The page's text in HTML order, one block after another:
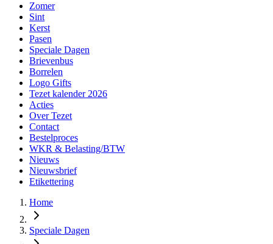
Zomer
Sint
Kerst
Pasen
Speciale Dagen
Brievenbus
Borrelen
Logo Gifts
Tezet kalender 2026
Acties
Over Tezet
Contact
Bestelproces
WKR & Belasting/BTW
Nieuws
Nieuwsbrief
Etikettering
Home
Speciale Dagen